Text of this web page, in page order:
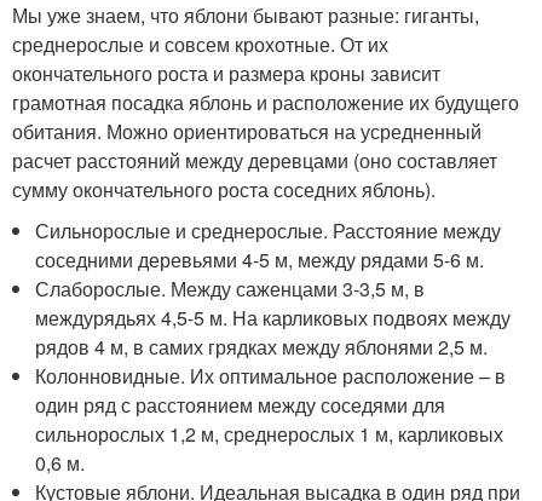
Мы уже знаем, что яблони бывают разные: гиганты,
среднерослые и совсем крохотные. От их
окончательного роста и размера кроны зависит
грамотная посадка яблонь и расположение их будущего
обитания. Можно ориентироваться на усредненный
расчет расстояний между деревцами (оно составляет
сумму окончательного роста соседних яблонь).
Сильнорослые и среднерослые. Расстояние между
соседними деревьями 4-5 м, между рядами 5-6 м.
Слаборослые. Между саженцами 3-3,5 м, в
междурядьях 4,5-5 м. На карликовых подвоях между
рядов 4 м, в самих грядках между яблонями 2,5 м.
Колонновидные. Их оптимальное расположение – в
один ряд с расстоянием между соседями для
сильнорослых 1,2 м, среднерослых 1 м, карликовых
0,6 м.
Кустовые яблони. Идеальная высадка в один ряд при